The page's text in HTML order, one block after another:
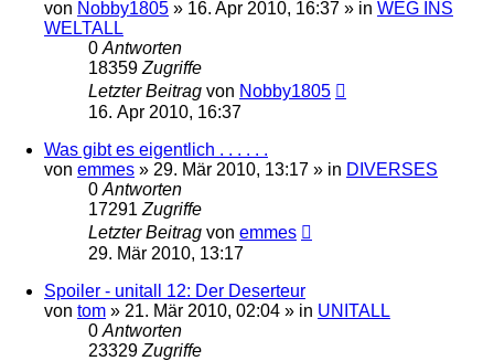
von Nobby1805 » 16. Apr 2010, 16:37 » in WEG INS
WELTALL
0 Antworten
18359 Zugriffe
Letzter Beitrag von Nobby1805
16. Apr 2010, 16:37
Was gibt es eigentlich . . . . . .
von emmes » 29. Mär 2010, 13:17 » in DIVERSES
0 Antworten
17291 Zugriffe
Letzter Beitrag von emmes
29. Mär 2010, 13:17
Spoiler - unitall 12: Der Deserteur
von tom » 21. Mär 2010, 02:04 » in UNITALL
0 Antworten
23329 Zugriffe